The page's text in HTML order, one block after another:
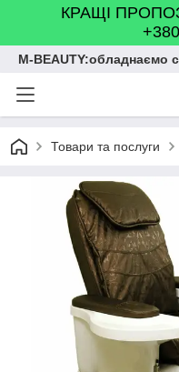
КРАЩІ
M-BEAUTY:обладнаємо
Товари та послуги